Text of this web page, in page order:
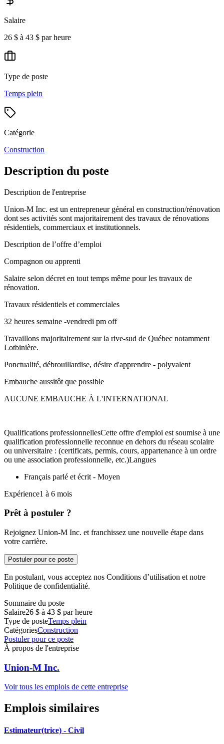
Salaire
26 $ à 43 $ par heure
Type de poste
Temps plein
Catégorie
Construction
Description du poste
Description de l'entreprise
Union-M Inc. est un entrepreneur général en construction/rénovation
dont ses activités sont majoritairement des travaux de rénovations
résidentiels, commerciaux et institutionnels.
Description de l’offre d’emploi
Compagnon ou apprenti
Salaire selon décret en tout temps même pour les travaux de
rénovation.
Travaux résidentiels et commerciales
32 heures semaine -vendredi pm off
Travaillons majoritairement sur la rive-sud de Québec notamment
Lotbinière.
Ponctualité, débrouillardise, désire d'apprendre - polyvalent
Embauche aussitôt que possible
AUCUNE EMBAUCHE À L'INTERNATIONAL
Qualifications professionnellesCette offre d'emploi est soumise à une
qualification professionnelle reconnue en dehors du réseau scolaire
ou universitaire : (certificats, permis, cours, appartenance à un ordre
ou une association professionnelle, etc.)Langues
Français parlé et écrit - Moyen
Expérience1 à 6 mois
Prêt à postuler ?
Rejoignez Union-M Inc. et franchissez une nouvelle étape dans
votre carrière.
Postuler pour ce poste
En postulant, vous acceptez nos Conditions d’utilisation et notre
Politique de confidentialité.
Sommaire du poste
Salaire26 $ à 43 $ par heure
Type de posteTemps plein
CatégoriesConstruction
Postuler pour ce poste
À propos de l'entreprise
Union-M Inc.
Voir tous les emplois de cette entreprise
Emplois similaires
Estimateur(trice) - Civil